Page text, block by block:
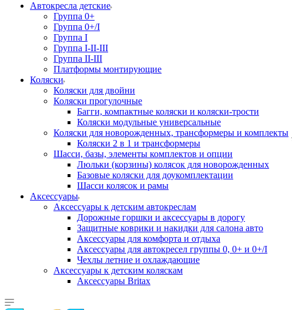
Автокресла детские
Группа 0+
Группа 0+/I
Группа I
Группа I-II-III
Группа II-III
Платформы монтирующие
Коляски
Коляски для двойни
Коляски прогулочные
Багги, компактные коляски и коляски-трости
Коляски модульные универсальные
Коляски для новорожденных, трансформеры и комплекты
Коляски 2 в 1 и трансформеры
Шасси, базы, элементы комплектов и опции
Люльки (корзины) колясок для новорожденных
Базовые коляски для доукомплектации
Шасси колясок и рамы
Аксессуары
Аксессуары к детским автокреслам
Дорожные горшки и аксессуары в дорогу
Защитные коврики и накидки для салона авто
Аксессуары для комфорта и отдыха
Аксессуары для автокресел группы 0, 0+ и 0+/I
Чехлы летние и охлаждающие
Аксессуары к детским коляскам
Аксессуары Britax